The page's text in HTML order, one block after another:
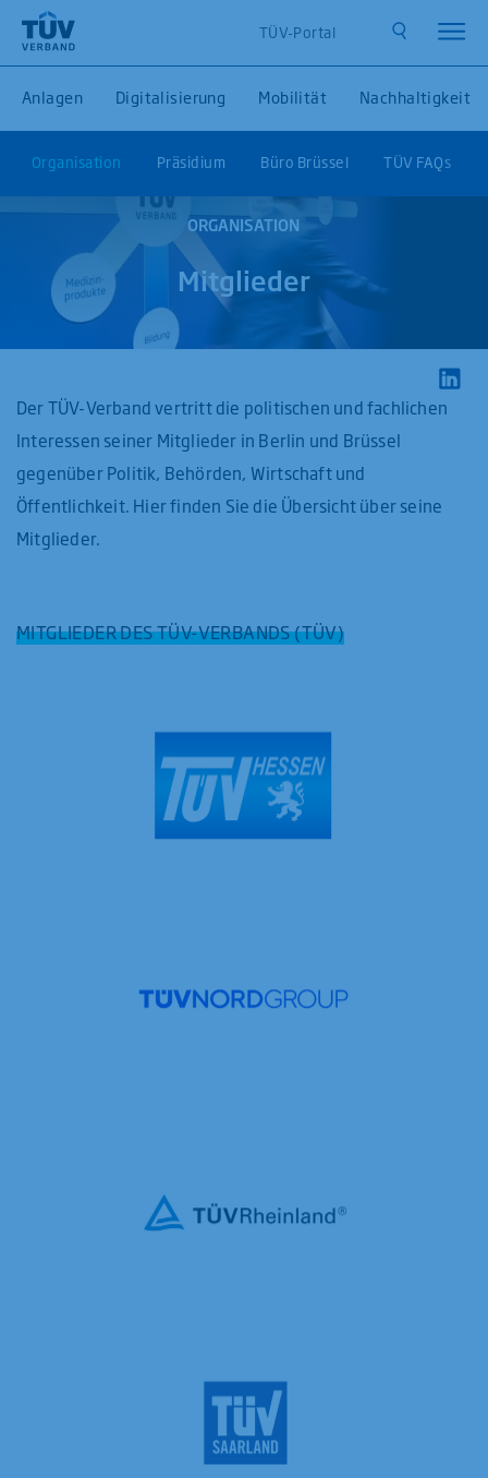
Anlagen Digitalisierung Mobilität Nachhaltigkeit
TÜV-Portal
Organisation Präsidium Büro Brüssel TÜV FAQs
ORGANISATION
Mitglieder
Der TÜV-Verband vertritt die politischen und fachlichen
Interessen seiner Mitglieder in Berlin und Brüssel
gegenüber Politik, Behörden, Wirtschaft und
Öffentlichkeit. Hier finden Sie die Übersicht über seine
Mitglieder.
MITGLIEDER DES TÜV-VERBANDS (TÜV)